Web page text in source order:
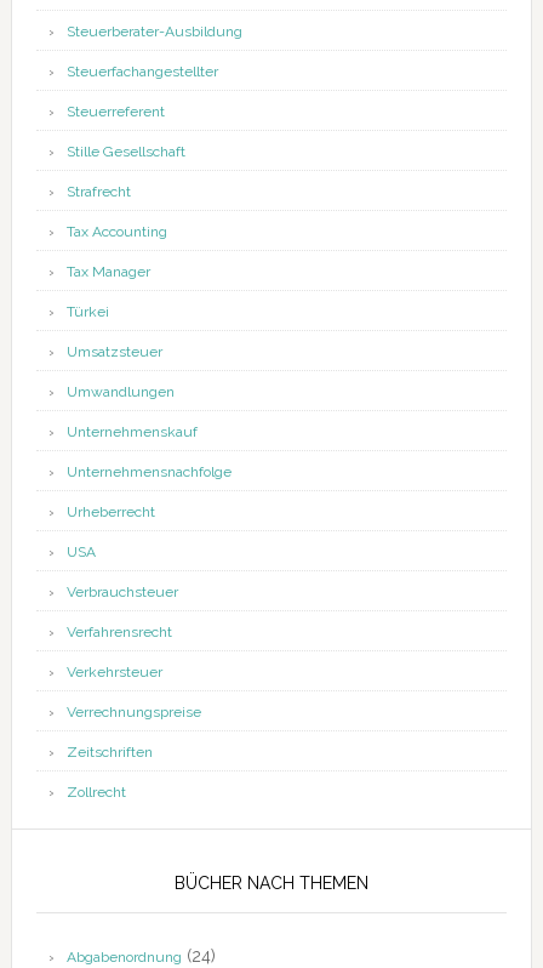
Steuerberater-Ausbildung
Steuerfachangestellter
Steuerreferent
Stille Gesellschaft
Strafrecht
Tax Accounting
Tax Manager
Türkei
Umsatzsteuer
Umwandlungen
Unternehmenskauf
Unternehmensnachfolge
Urheberrecht
USA
Verbrauchsteuer
Verfahrensrecht
Verkehrsteuer
Verrechnungspreise
Zeitschriften
Zollrecht
BÜCHER NACH THEMEN
Abgabenordnung (24)